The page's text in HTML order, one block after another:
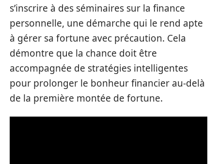
s’inscrire à des séminaires sur la finance
personnelle, une démarche qui le rend apte
à gérer sa fortune avec précaution. Cela
démontre que la chance doit être
accompagnée de stratégies intelligentes
pour prolonger le bonheur financier au-delà
de la première montée de fortune.